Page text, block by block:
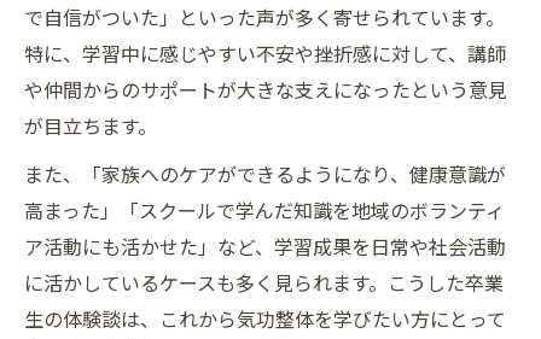
で自信がついた」といった声が多く寄せられています。
特に、学習中に感じやすい不安や挫折感に対して、講師
や仲間からのサポートが大きな支えになったという意見
が目立ちます。
また、「家族へのケアができるようになり、健康意識が
高まった」「スクールで学んだ知識を地域のボランティ
ア活動にも活かせた」など、学習成果を日常や社会活動
に活かしているケースも多く見られます。こうした卒業
生の体験談は、これから気功整体を学びたい方にとって